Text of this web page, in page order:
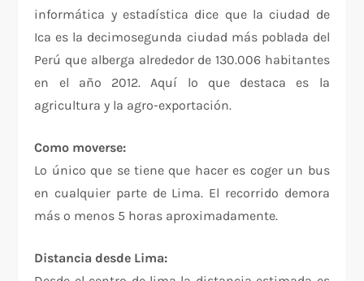
informática y estadística dice que la ciudad de
Ica es la decimosegunda ciudad más poblada del
Perú que alberga alrededor de 130.006 habitantes
en el año 2012. Aquí lo que destaca es la
agricultura y la agro-exportación.
Como moverse:
Lo único que se tiene que hacer es coger un bus
en cualquier parte de Lima. El recorrido demora
más o menos 5 horas aproximadamente.
Distancia desde Lima: